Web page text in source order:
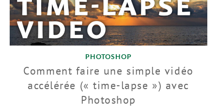
PHOTOSHOP
Comment faire une simple vidéo
accélérée (« time-lapse ») avec
Photoshop